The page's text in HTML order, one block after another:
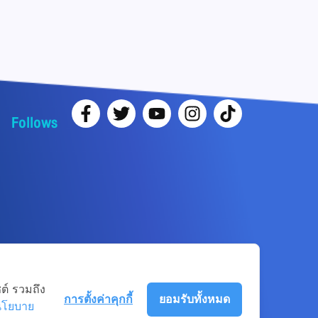
Follows
Sitemap Web Master
รวมถึง
ยบาย
ยอมรับทั้งหมด
การตั้งค่าคุกกี้